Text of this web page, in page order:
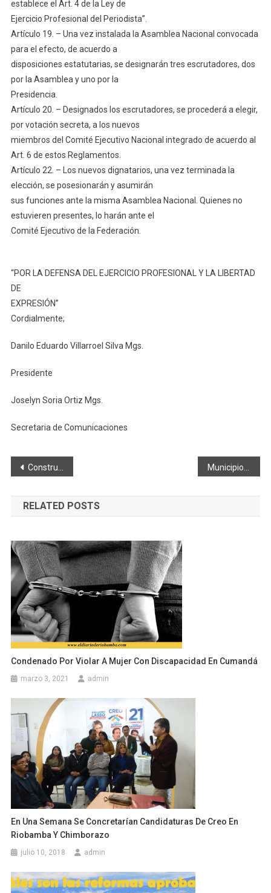
establece el Art. 4 de la Ley de
Ejercicio Profesional del Periodista”.
Artículo 19. – Una vez instalada la Asamblea Nacional convocada
para el efecto, de acuerdo a
disposiciones estatutarias, se designarán tres escrutadores, dos
por la Asamblea y uno por la
Presidencia.
Artículo 20. – Designados los escrutadores, se procederá a elegir,
por votación secreta, a los nuevos
miembros del Comité Ejecutivo Nacional integrado de acuerdo al
Art. 6 de estos Reglamentos.
Artículo 22. – Los nuevos dignatarios, una vez terminada la
elección, se posesionarán y asumirán
sus funciones ante la misma Asamblea Nacional. Quienes no
estuvieren presentes, lo harán ante el
Comité Ejecutivo de la Federación.
“POR LA DEFENSA DEL EJERCICIO PROFESIONAL Y LA LIBERTAD
DE
EXPRESIÓN”
Cordialmente;
Danilo Eduardo Villarroel Silva Mgs.
Presidente
Joselyn Soria Ortiz Mgs.
Secretaria de Comunicaciones
Navegación
de
entradas
Construcción de bóvedas en el cementerio de San Juan registra un avance del 80%
RELATED POSTS
Condenado Por Violar A Mujer Con Discapacidad En Cumandá
marzo 3, 2021 admin
En Una Semana Se Concretarían Candidaturas De Creo En
Riobamba Y Chimborazo
julio 10, 2018 admin